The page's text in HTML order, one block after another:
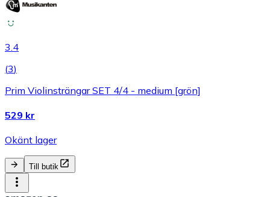
3.4
(3)
Prim Violinsträngar SET 4/4 - medium [grön]
529 kr
Okänt lager
Till butik